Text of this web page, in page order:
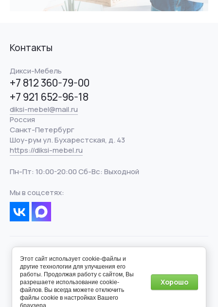
Контакты
Дикси-Мебель
+7 812 360-79-00
+7 921 652-96-18
diksi-mebel@mail.ru
Россия
Санкт-Петербург
Шоу-рум ул. Бухарестская, д. 43
https://diksi-mebel.ru
Пн-Пт: 10:00-20:00 Сб-Вс: Выходной
Мы в соцсетях:
© 2012 - 2026 - Дикси-Мебель
Создание сайта— megagroup.ru
Этот сайт использует cookie-файлы и
другие технологии для улучшения его
работы. Продолжая работу с сайтом, Вы
разрешаете использование cookie-
файлов. Вы всегда можете отключить
файлы cookie в настройках Вашего
браузера.
Хорошо